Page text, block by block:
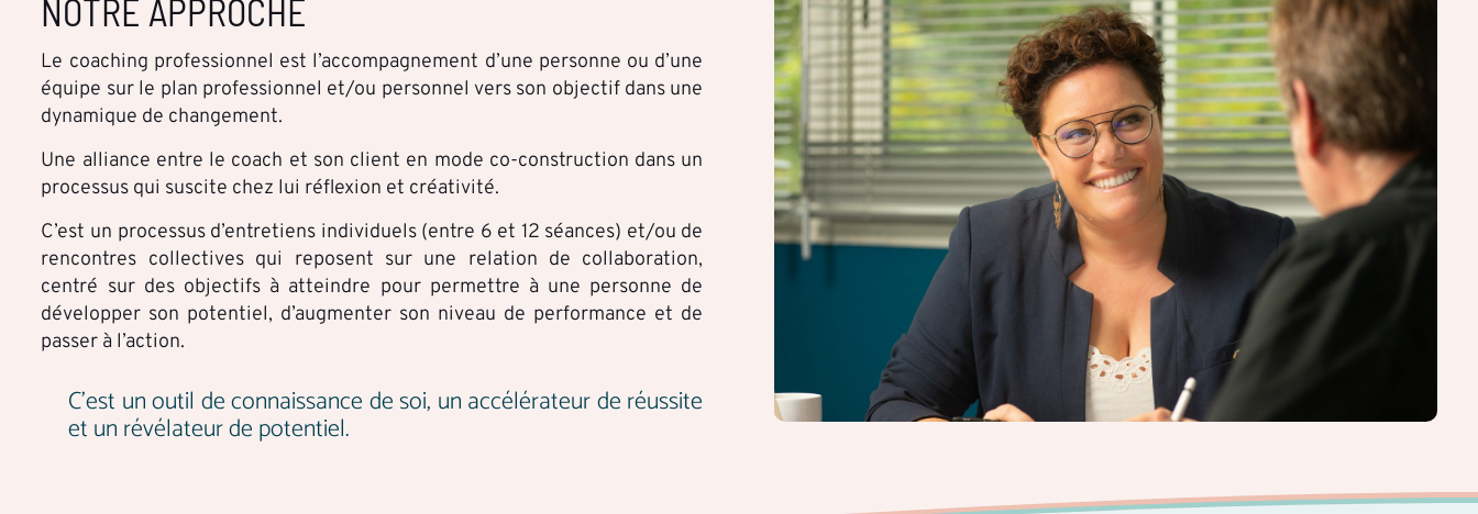
NOTRE APPROCHE
Le coaching professionnel est l’accompagnement d’une personne ou d’une
équipe sur le plan professionnel et/ou personnel vers son objectif dans une
dynamique de changement.
Une alliance entre le coach et son client en mode co-construction dans un
processus qui suscite chez lui réflexion et créativité.
C’est un processus d’entretiens individuels (entre 6 et 12 séances) et/ou de
rencontres collectives qui reposent sur une relation de collaboration,
centré sur des objectifs à atteindre pour permettre à une personne de
développer son potentiel, d’augmenter son niveau de performance et de
passer à l’action.
C’est un outil de connaissance de soi, un accélérateur de réussite
et un révélateur de potentiel.